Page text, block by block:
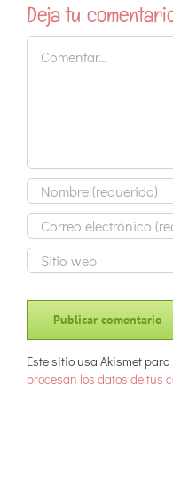
Deja tu
Comentar
Este sitio usa Akismet
procesan los datos de tus